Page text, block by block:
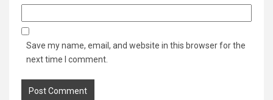
Save my name, email, and website in this browser for the
next time I comment.